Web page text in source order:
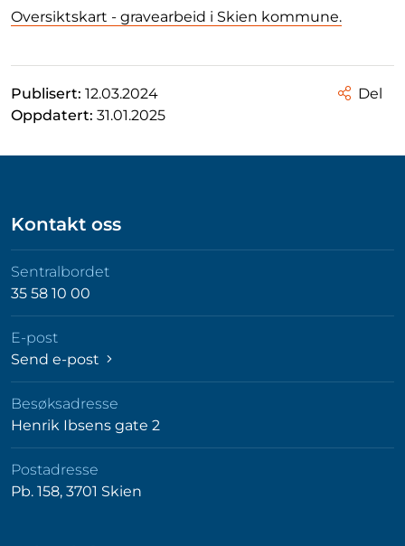
Oversiktskart - gravearbeid i Skien kommune.
Publisert: 12.03.2024
Oppdatert: 31.01.2025
Del
Kontakt oss
Sentralbordet
35 58 10 00
E-post
Send e-post
Besøksadresse
Henrik Ibsens gate 2
Postadresse
Pb. 158, 3701 Skien